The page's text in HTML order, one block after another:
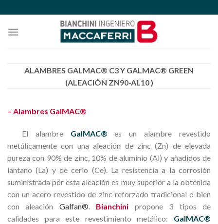
to
content
ALAMBRES GALMAC® C3 Y GALMAC® GREEN
(ALEACIÓN ZN90-AL10 )
– Alambres GalMAC®
El alambre GalMAC® es un alambre revestido
metálicamente con una aleación de zinc (Zn) de elevada
pureza con 90% de zinc, 10% de aluminio (Al) y añadidos de
lantano (La) y de cerio (Ce). La resistencia a la corrosión
suministrada por esta aleación es muy superior a la obtenida
con un acero revestido de zinc reforzado tradicional o bien
con aleación Galfan® Bianchini
propone 3 tipos de
calidades para este revestimiento metálico: GalMAC®